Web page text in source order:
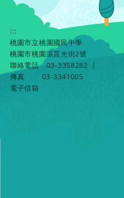
:::
桃園市立桃園國民中學
桃園市桃園區莒光街2號
聯絡電話
03-3358282
|
傳真
03-3341005
電子信箱